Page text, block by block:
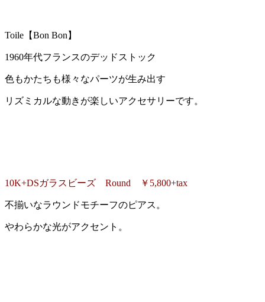
Toile【Bon Bon】
1960年代フランスのデッドストック
色もかたちも様々なパーツが生み出す
リズミカルな動きが楽しいアクセサリーです。
10K+DSガラスビーズ Round ￥5,800+tax
不揃いなラウンドモチーフのピアス。
やわらかな光がアクセント。